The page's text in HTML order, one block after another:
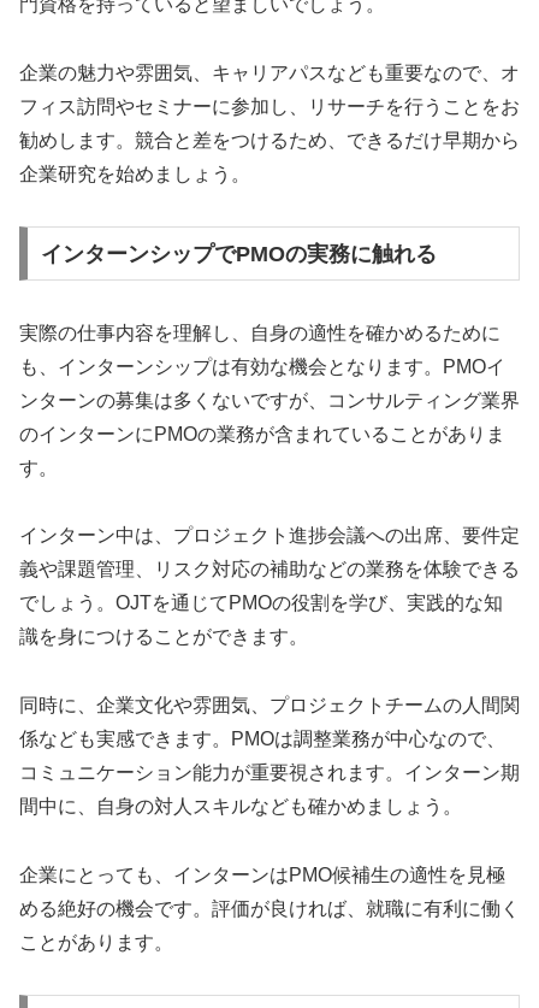
門資格を持っていると望ましいでしょう。
企業の魅力や雰囲気、キャリアパスなども重要なので、オ
フィス訪問やセミナーに参加し、リサーチを行うことをお
勧めします。競合と差をつけるため、できるだけ早期から
企業研究を始めましょう。
インターンシップでPMOの実務に触れる
実際の仕事内容を理解し、自身の適性を確かめるために
も、インターンシップは有効な機会となります。PMOイ
ンターンの募集は多くないですが、コンサルティング業界
のインターンにPMOの業務が含まれていることがありま
す。
インターン中は、プロジェクト進捗会議への出席、要件定
義や課題管理、リスク対応の補助などの業務を体験できる
でしょう。OJTを通じてPMOの役割を学び、実践的な知
識を身につけることができます。
同時に、企業文化や雰囲気、プロジェクトチームの人間関
係なども実感できます。PMOは調整業務が中心なので、
コミュニケーション能力が重要視されます。インターン期
間中に、自身の対人スキルなども確かめましょう。
企業にとっても、インターンはPMO候補生の適性を見極
める絶好の機会です。評価が良ければ、就職に有利に働く
ことがあります。